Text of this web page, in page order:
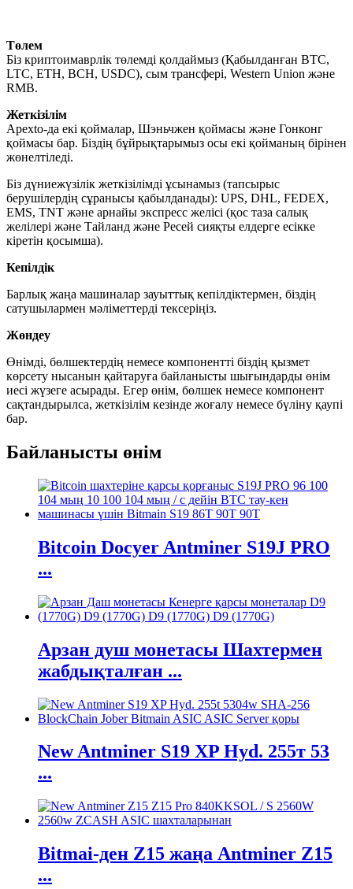
Төлем
Біз криптоимаврлік төлемді қолдаймыз (Қабылданған BTC,
LTC, ETH, BCH, USDC), сым трансфері, Western Union және
RMB.
Жеткізілім
Apexto-да екі қоймалар, Шэньчжен қоймасы және Гонконг
қоймасы бар. Біздің бұйрықтарымыз осы екі қойманың бірінен
жөнелтіледі.
Біз дүниежүзілік жеткізілімді ұсынамыз (тапсырыс
берушілердің сұранысы қабылданады): UPS, DHL, FEDEX,
EMS, TNT және арнайы экспресс желісі (қос таза салық
желілері және Тайланд және Ресей сияқты елдерге есікке
кіретін қосымша).
Кепілдік
Барлық жаңа машиналар зауыттық кепілдіктермен, біздің
сатушылармен мәліметтерді тексеріңіз.
Жөндеу
Өнімді, бөлшектердің немесе компонентті біздің қызмет
көрсету нысанын қайтаруға байланысты шығындарды өнім
иесі жүзеге асырады. Егер өнім, бөлшек немесе компонент
сақтандырылса, жеткізілім кезінде жоғалу немесе бүліну қаупі
бар.
Байланысты өнім
Bitcoin Docyer Antminer S19J PRO
...
Арзан душ монетасы Шахтермен
жабдықталған ...
New Antminer S19 XP Hyd. 255т 53
...
Bitmai-ден Z15 жаңа Antminer Z15
...